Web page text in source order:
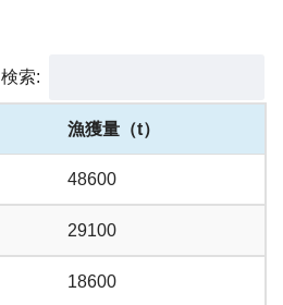
検索:
漁獲量（t）
48600
29100
18600